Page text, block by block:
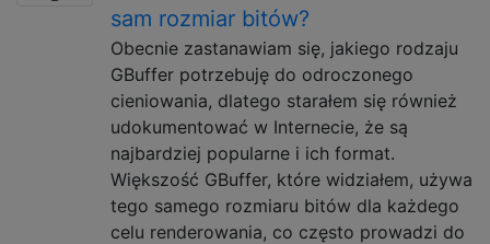
sam rozmiar bitów?
Obecnie zastanawiam się, jakiego rodzaju
GBuffer potrzebuję do odroczonego
cieniowania, dlatego starałem się również
udokumentować w Internecie, że są
najbardziej popularne i ich format.
Większość GBuffer, które widziałem, używa
tego samego rozmiaru bitów dla każdego
celu renderowania, co często prowadzi do